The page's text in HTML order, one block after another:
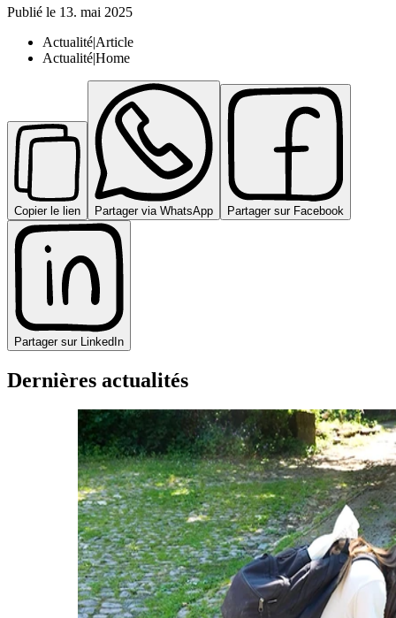
Publié le 13. mai 2025
Actualité|Article
Actualité|Home
Copier le lien Partager via WhatsApp Partager sur Facebook
Partager sur LinkedIn
Dernières actualités